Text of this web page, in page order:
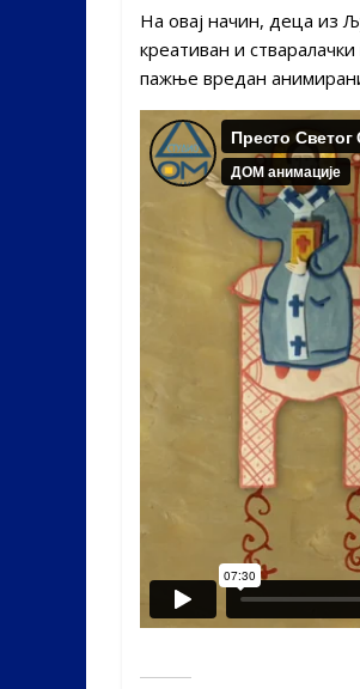
На овај начин, деца из
креативан и
пажње вредан